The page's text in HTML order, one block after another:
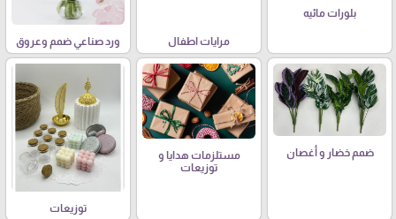
بلورات مائيه
مرايات اطفال ورد صناعي ضمم وعروق
ضمم خضار و أغصان
مستلزمات هدايا و
توزيعات
توزيعات